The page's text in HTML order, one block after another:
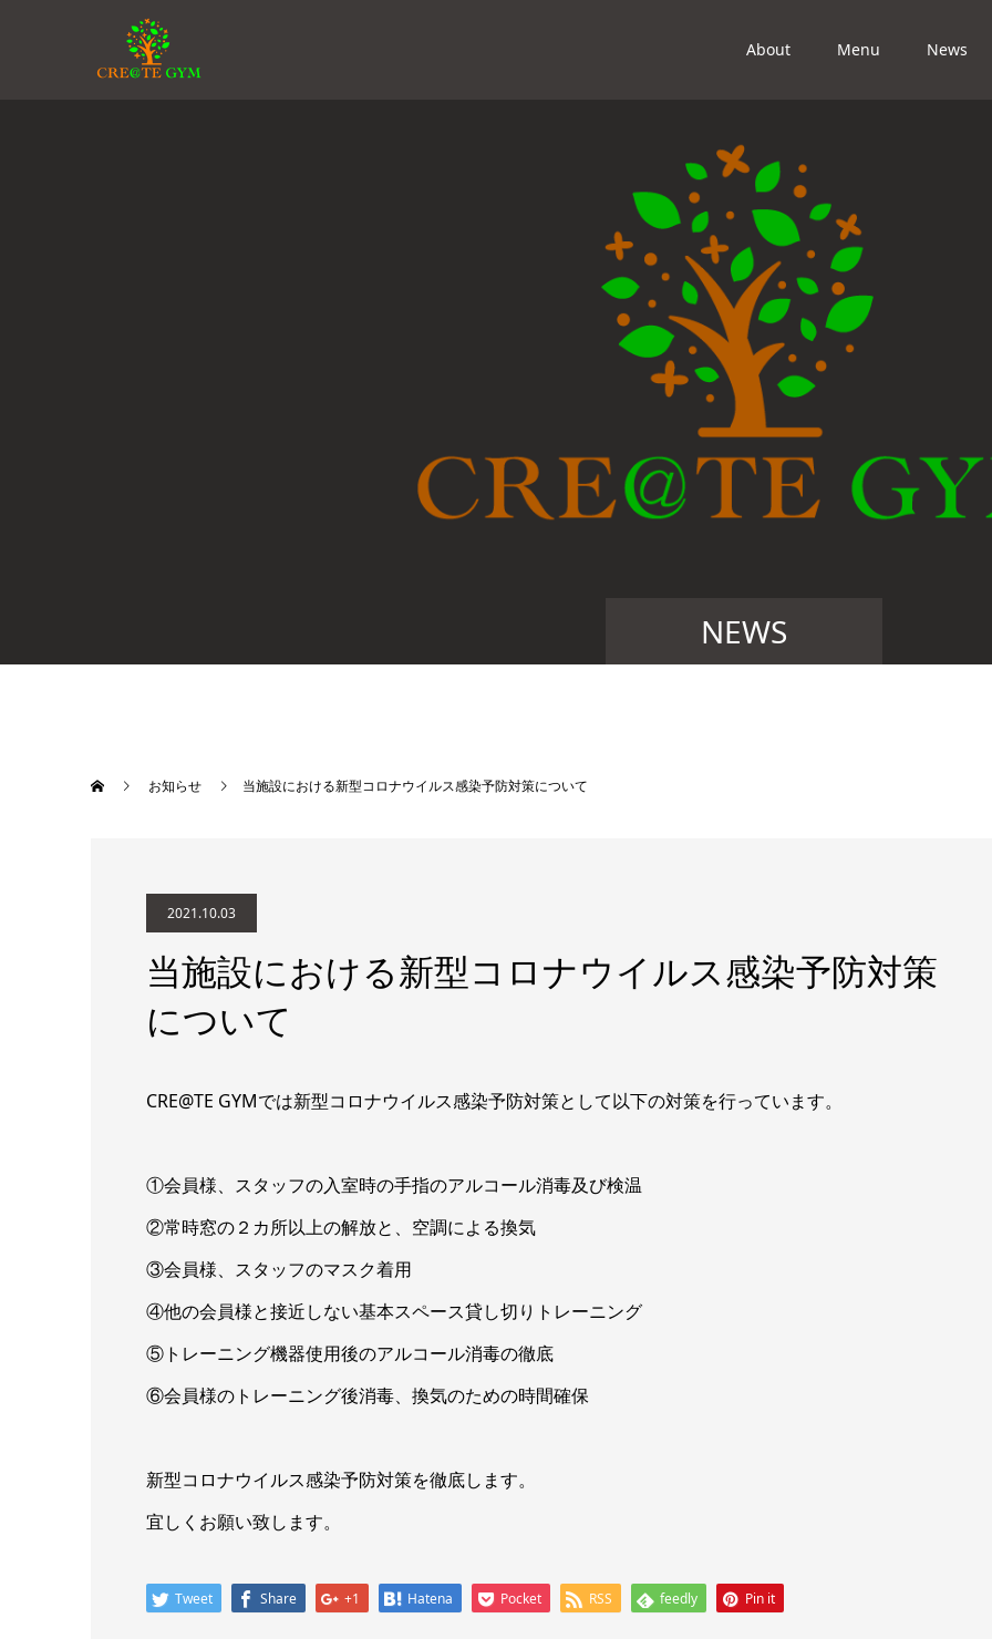
About Menu News
NEWS
お知らせ 当施設における新型コロナウイルス感染予防対策について
2021.10.03
当施設における新型コロナウイルス感染予防対策
について
CRE@TE GYMでは新型コロナウイルス感染予防対策として以下の対策を行っています。
①会員様、スタッフの入室時の手指のアルコール消毒及び検温
②常時窓の２カ所以上の解放と、空調による換気
③会員様、スタッフのマスク着用
④他の会員様と接近しない基本スペース貸し切りトレーニング
⑤トレーニング機器使用後のアルコール消毒の徹底
⑥会員様のトレーニング後消毒、換気のための時間確保
新型コロナウイルス感染予防対策を徹底します。
宜しくお願い致します。
Tweet Share +1 Hatena Pocket RSS feedly Pin it